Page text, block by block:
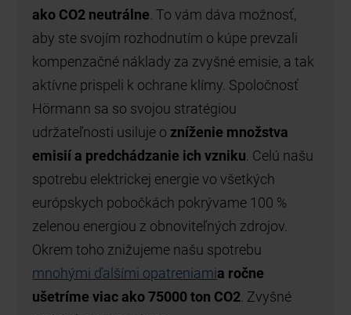
ako CO2 neutrálne . To vám dáva možnosť,
aby ste svojím rozhodnutím o kúpe prevzali
kompenzačné náklady za zvyšné emisie, a tak
aktívne prispeli k ochrane klímy. Spoločnosť
Hörmann sa so svojou stratégiou
udržateľnosti usiluje o zníženie množstva
emisií a predchádzanie ich vzniku . Celú našu
spotrebu elektrickej energie vo všetkých
európskych pobočkách pokrývame 100 %
zelenou energiou z obnoviteľných zdrojov.
Okrem toho znižujeme našu spotrebu
mnohými ďalšími opatreniamia ročne
ušetríme viac ako 75000 ton CO2 . Zvyšné